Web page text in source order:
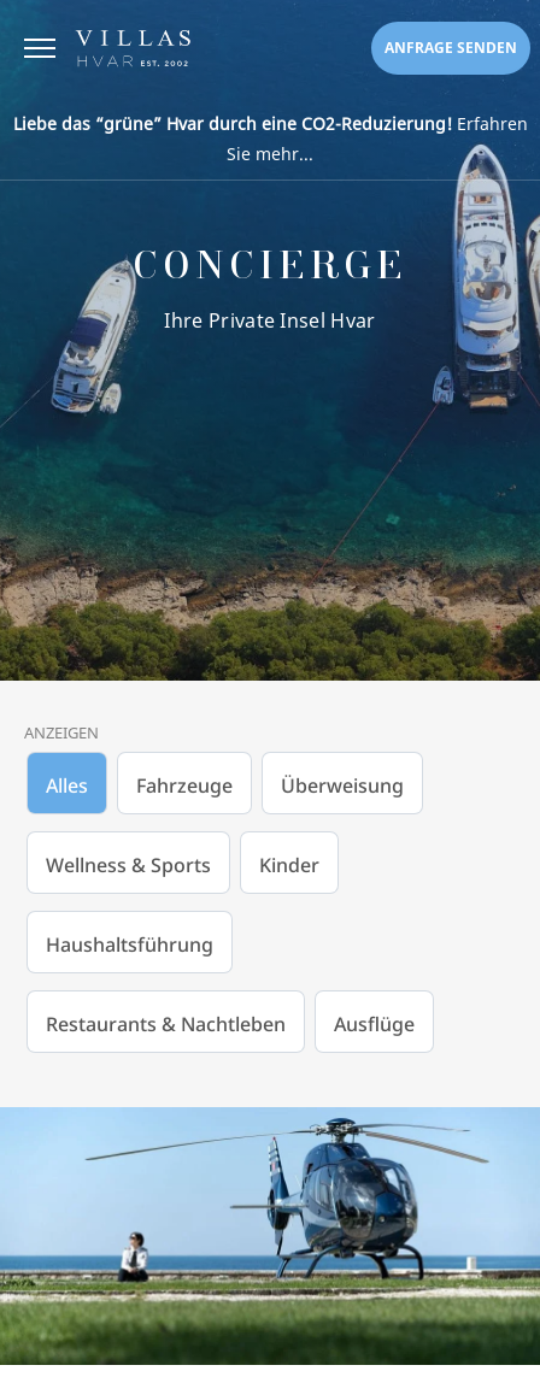
ANFRAGE SENDEN
Liebe das “grüne” Hvar durch eine CO2-Reduzierung!Erfahren
Sie mehr...
CONCIERGE
Ihre Private Insel Hvar
ANZEIGEN
Alles Fahrzeuge Überweisung
Wellness & Sports Kinder
Haushaltsführung
Restaurants & Nachtleben Ausflüge